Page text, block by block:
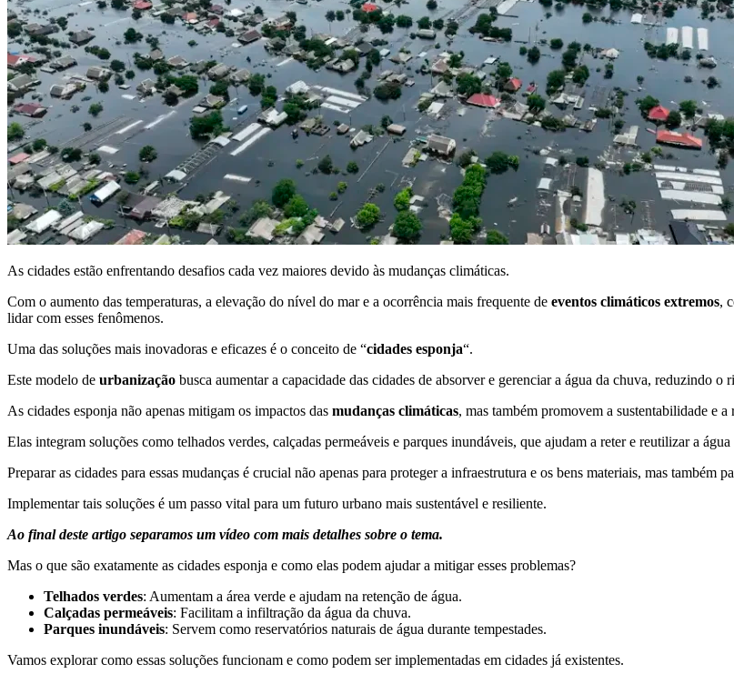
As cidades estão enfrentando desafios cada vez maiores devido às mudanças climáticas.
Com o aumento das temperaturas, a elevação do nível do mar e a ocorrência mais frequente de eventos climáticos extremos,
lidar com esses fenômenos.
Uma das soluções mais inovadoras e eficazes é o conceito de “cidades esponja“.
Este modelo de urbanização busca aumentar a capacidade das cidades de absorver e gerenciar a água da chuva, reduzindo o
As cidades esponja não apenas mitigam os impactos das mudanças climáticas, mas também promovem a sustentabilidade e a
Elas integram soluções como telhados verdes, calçadas permeáveis e parques inundáveis, que ajudam a reter e reutilizar a água
Preparar as cidades para essas mudanças é crucial não apenas para proteger a infraestrutura e os bens materiais, mas também
Implementar tais soluções é um passo vital para um futuro urbano mais sustentável e resiliente.
Ao final deste artigo separamos um vídeo com mais detalhes sobre o tema.
Mas o que são exatamente as cidades esponja e como elas podem ajudar a mitigar esses problemas?
Telhados verdes: Aumentam a área verde e ajudam na retenção de água.
Calçadas permeáveis: Facilitam a infiltração da água da chuva.
Parques inundáveis: Servem como reservatórios naturais de água durante tempestades.
Vamos explorar como essas soluções funcionam e como podem ser implementadas em cidades já existentes.